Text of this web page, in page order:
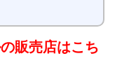
販売店はこち